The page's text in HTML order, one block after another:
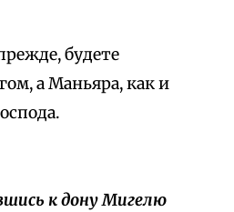
будете
а Маньяра, как и
к дону Мигелю